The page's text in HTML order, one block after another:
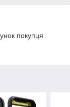
покупця